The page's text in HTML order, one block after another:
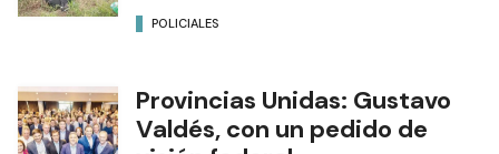
POLICIALES
Provincias Unidas: Gustavo
Valdés, con un pedido de